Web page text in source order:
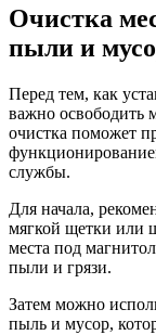
Очистка
пыли и
Перед тем, как
важно освободить
очистка поможет
службы.
Для начала,
мягкой щетки или
места под
пыли и грязи.
Затем можно
пыль и мусор,